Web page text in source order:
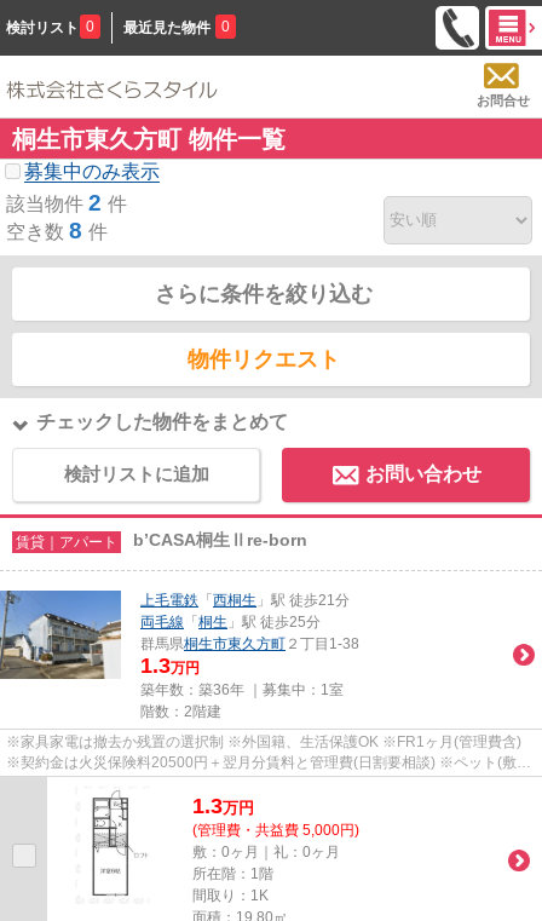
検討リスト 0 最近見た物件 0
お問合せ
桐生市東久方町 物件一覧
募集中のみ表示
該当物件 2 件
空き数 8 件
さらに条件を絞り込む
物件リクエスト
チェックした物件をまとめて
検討リストに追加 お問い合わせ
賃貸｜アパート b’CASA桐生Ⅱre-born
上毛電鉄 「 西桐生 」駅 徒歩21分
両毛線 「 桐生 」駅 徒歩25分
群馬県桐生市東久方町 ２丁目1-38
1.3万円
築年数：築36年 ｜募集中： 1室
階数：2階建
※家具家電は撤去か残置の選択制 ※外国籍、生活保護OK ※FR1ヶ月(管理費含)
※契約金は火災保険料20500円＋翌月分賃料と管理費(日割要相談) ※ペット(敷金
1.3万円
(管理費・共益費 5,000円)
敷：0ヶ月｜礼：0ヶ月
所在階：1階
間取り：1K
面積：19.80㎡